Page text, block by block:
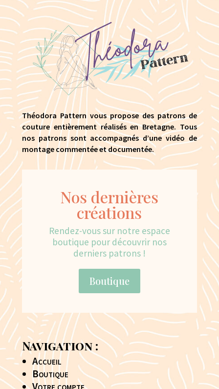
Théodora Pattern vous propose des patrons de
couture entièrement réalisés en Bretagne. Tous
nos patrons sont accompagnés d’une vidéo de
montage commentée et documentée.
Nos dernières
créations
Rendez-vous sur notre espace
boutique pour découvrir nos
derniers patrons !
Boutique
Navigation :
Accueil
Boutique